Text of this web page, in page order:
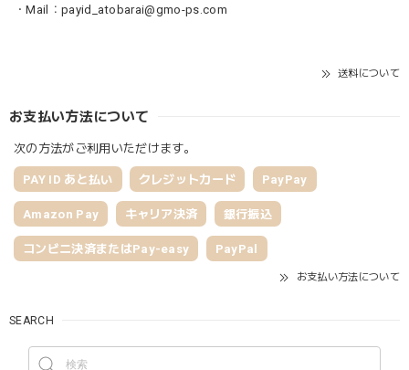
・Mail： payid_atobarai@gmo-ps.com
送料について
お支払い方法について
次の方法がご利用いただけます。
PAY ID あと払い クレジットカード PayPay
Amazon Pay キャリア決済 銀行振込
コンビニ決済またはPay-easy PayPal
お支払い方法について
SEARCH